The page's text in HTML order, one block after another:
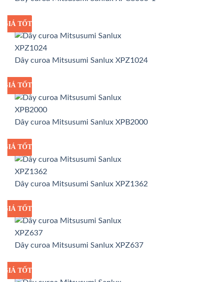
GIÁ SỈ
GIÁ TỐT
Dây curoa Mitsusumi Sanlux XPZ1024
GIÁ SỈ
GIÁ TỐT
Dây curoa Mitsusumi Sanlux XPB2000
GIÁ SỈ
GIÁ TỐT
Dây curoa Mitsusumi Sanlux XPZ1362
GIÁ SỈ
GIÁ TỐT
Dây curoa Mitsusumi Sanlux XPZ637
GIÁ SỈ
GIÁ TỐT